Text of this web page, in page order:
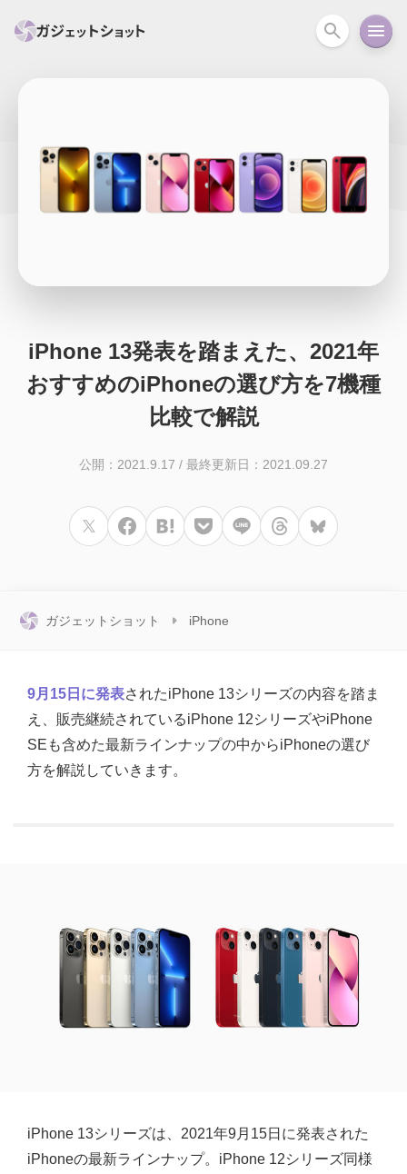
セール情報 スマートホーム アクションカメラ カメラ
iPhone 13発表を踏まえた、2021年
おすすめのiPhoneの選び方を7機種
比較で解説
公開：2021.9.17 / 最終更新日：2021.09.27
ガジェットショット iPhone
9月15日に発表されたiPhone 13シリーズの内容を踏ま
え、販売継続されているiPhone 12シリーズやiPhone
SEも含めた最新ラインナップの中からiPhoneの選び
方を解説していきます。
iPhone 13シリーズは、2021年9月15日に発表された
iPhoneの最新ラインナップ。iPhone 12シリーズ同様